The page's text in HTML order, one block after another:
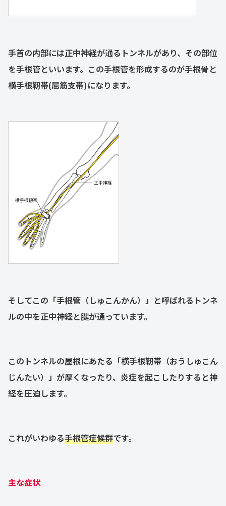
手首の内部には正中神経が通るトンネルがあり、その部位
を手根管といいます。この手根管を形成するのが手根骨と
横手根靭帯(屈筋支帯)になります。
そしてこの「手根管（しゅこんかん）」と呼ばれるトンネ
ルの中を正中神経と腱が通っています。
このトンネルの屋根にあたる「横手根靭帯（おうしゅこん
じんたい）」が厚くなったり、炎症を起こしたりすると神
経を圧迫します。
これがいわゆる手根管症候群です。
主な症状